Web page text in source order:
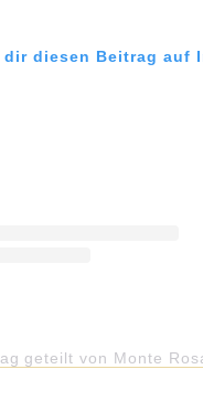
dir diesen Beitrag auf